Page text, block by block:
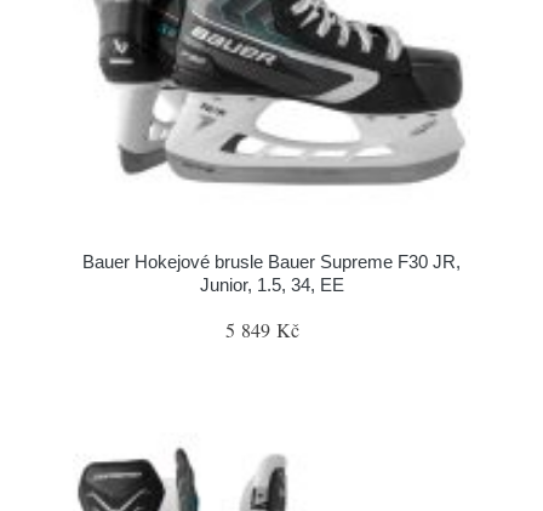
Bauer Hokejové brusle Bauer Supreme F30 JR,
Junior, 1.5, 34, EE
5 849 Kč